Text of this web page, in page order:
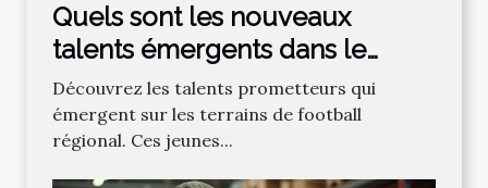
Quels sont les nouveaux
talents émergents dans le
football régional ?
Découvrez les talents prometteurs qui
émergent sur les terrains de football
régional. Ces jeunes...